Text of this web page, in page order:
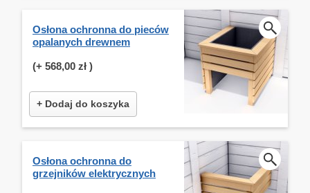
Osłona ochronna do pieców
opalanych drewnem
(+ 568,00 zł )
+ Dodaj do koszyka
Osłona ochronna do
grzejników elektrycznych